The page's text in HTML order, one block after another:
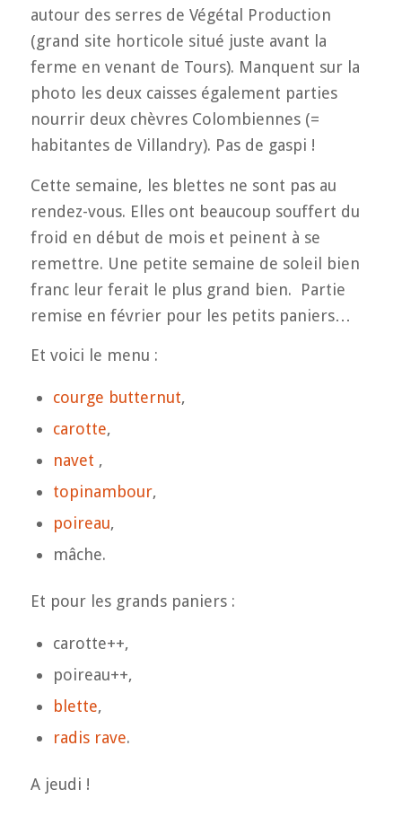
autour des serres de Végétal Production
(grand site horticole situé juste avant la
ferme en venant de Tours). Manquent sur la
photo les deux caisses également parties
nourrir deux chèvres Colombiennes (=
habitantes de Villandry). Pas de gaspi !
Cette semaine, les blettes ne sont pas au
rendez-vous. Elles ont beaucoup souffert du
froid en début de mois et peinent à se
remettre. Une petite semaine de soleil bien
franc leur ferait le plus grand bien. Partie
remise en février pour les petits paniers…
Et voici le menu :
courge butternut,
carotte,
navet ,
topinambour,
poireau,
mâche.
Et pour les grands paniers :
carotte++,
poireau++,
blette,
radis rave.
A jeudi !